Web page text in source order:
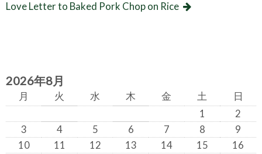
Love Letter to Baked Pork Chop on Rice
2026年8月
月 火 水 木 金 土
日
1
2
3
4 5 6 7 8
9
10
11 12 13 14 15
16